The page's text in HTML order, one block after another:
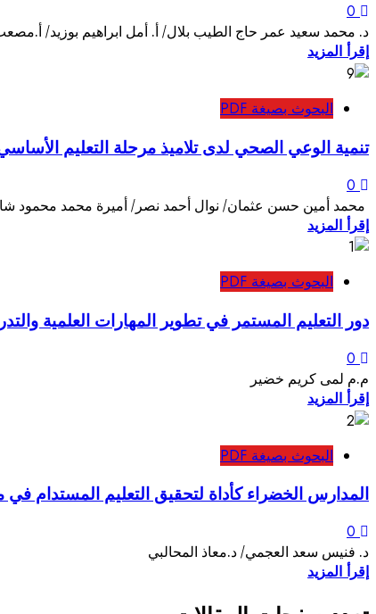
0
د. محمد سعيد عمر حاج الطيب بلال/ أ. أمل ابراهيم بوزيد/
إقرأ المزيد
البحوث بصيغة PDF
تنمية الوعي الصحي لدى تلاميذ مرحلة التعليم
0
محمد أمين حسن عثمان/ نوال أحمد نصر/ أميرة محمد محمود
إقرأ المزيد
البحوث بصيغة PDF
دور التعليم المستمر في تطوير المهارات العلمية
0
م.م لمى كريم خضير
إقرأ المزيد
البحوث بصيغة PDF
المدارس الخضراء كأداة لتحقيق التعليم المستدام
0
د. فنيس سعد العجمي/ د.معاذ المحالبي
إقرأ المزيد